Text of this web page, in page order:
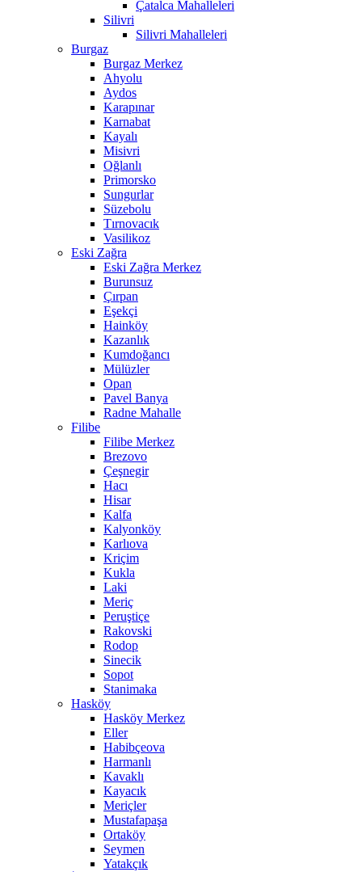
Çatalca Mahalleleri
Silivri
Silivri Mahalleleri
Burgaz
Burgaz Merkez
Ahyolu
Aydos
Karapınar
Karnabat
Kayalı
Misivri
Oğlanlı
Primorsko
Sungurlar
Süzebolu
Tırnovacık
Vasilikoz
Eski Zağra
Eski Zağra Merkez
Burunsuz
Çırpan
Eşekçi
Hainköy
Kazanlık
Kumdoğancı
Mülüzler
Opan
Pavel Banya
Radne Mahalle
Filibe
Filibe Merkez
Brezovo
Çeşnegir
Hacı
Hisar
Kalfa
Kalyonköy
Karlıova
Kriçim
Kukla
Laki
Meriç
Peruştiçe
Rakovski
Rodop
Sinecik
Sopot
Stanimaka
Hasköy
Hasköy Merkez
Eller
Habibçeova
Harmanlı
Kavaklı
Kayacık
Meriçler
Mustafapaşa
Ortaköy
Seymen
Yatakçık